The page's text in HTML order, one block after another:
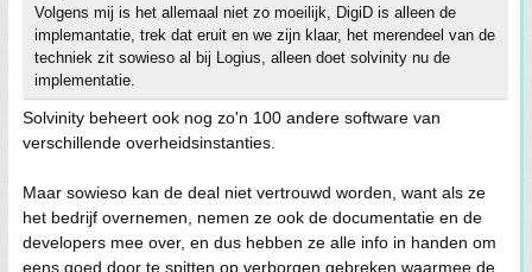
Volgens mij is het allemaal niet zo moeilijk, DigiD is alleen de
implemantatie, trek dat eruit en we zijn klaar, het merendeel van de
techniek zit sowieso al bij Logius, alleen doet solvinity nu de
implementatie.
Solvinity beheert ook nog zo'n 100 andere software van
verschillende overheidsinstanties.
Maar sowieso kan de deal niet vertrouwd worden, want als ze
het bedrijf overnemen, nemen ze ook de documentatie en de
developers mee over, en dus hebben ze alle info in handen om
eens goed door te spitten op verborgen gebreken waarmee de